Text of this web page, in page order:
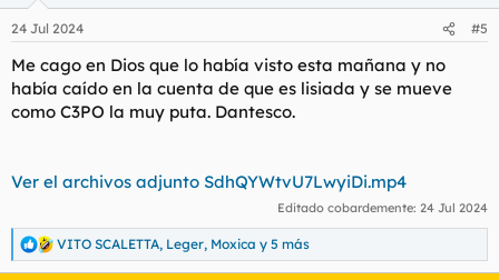
e
:
24 Jul 2024 #5
Me cago en Dios que lo había visto esta mañana y no
había caído en la cuenta de que es lisiada y se mueve
como C3PO la muy puta. Dantesco.
Ver el archivos adjunto SdhQYWtvU7LwyiDi.mp4
Editado cobardemente: 24 Jul 2024
R
e
VITO SCALETTA, Leger, Moxica y 5 más